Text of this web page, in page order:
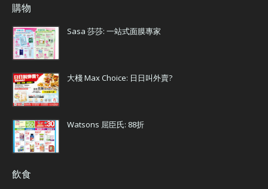
購物
Sasa 莎莎: 一站式面膜專家
大棧 Max Choice: 日日叫外賣?
Watsons 屈臣氏: 88折
飲食